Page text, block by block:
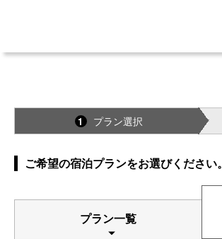
1 プラン選択
ご希望の宿泊プランをお選びください。
プラン一覧